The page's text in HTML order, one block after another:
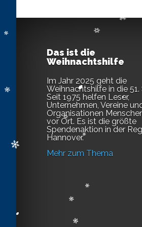
Das ist die
Weihnachtshilfe
Im Jahr 2025 geht die
Weihnachtshilfe in die 51.
Seit 1975 helfen Leser,
Unternehmen, Vereine
Organisationen
vor Ort. Es ist die größte
Spendenaktion in der
Hannover.
Mehr zum Thema